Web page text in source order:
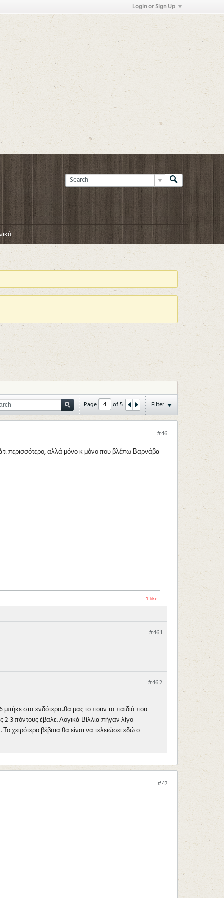
Login or Sign Up
Page of5 Filter
#46
περισσότερο, αλλά μόνο κ μόνο που βλέπω Βαρνάβα
1 like
#46.1
#46.2
στα ενδότερα..θα μας το πουν τα παιδιά που
2-3 πόντους έβαλε. Λογικά Βίλλια πήγαν λίγο
χειρότερο βέβαια θα είναι να τελειώσει εδώ ο
#47